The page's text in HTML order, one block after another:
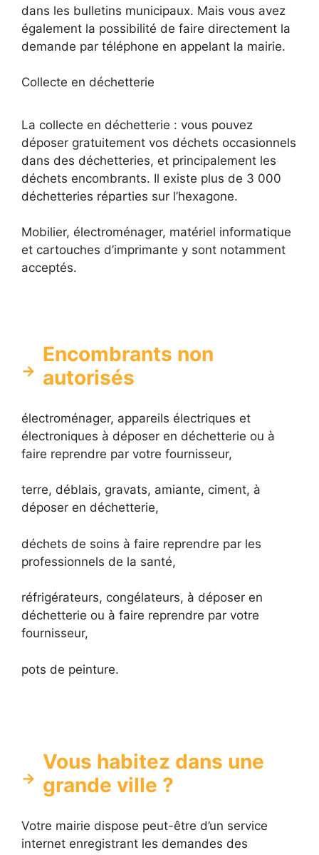
dans les bulletins municipaux. Mais vous avez
également la possibilité de faire directement la
demande par téléphone en appelant la mairie.
Collecte en déchetterie
La collecte en déchetterie : vous pouvez
déposer gratuitement vos déchets occasionnels
dans des déchetteries, et principalement les
déchets encombrants. Il existe plus de 3 000
déchetteries réparties sur l’hexagone.
Mobilier, électroménager, matériel informatique
et cartouches d’imprimante y sont notamment
acceptés.
Encombrants non
autorisés
électroménager, appareils électriques et
électroniques à déposer en déchetterie ou à
faire reprendre par votre fournisseur,
terre, déblais, gravats, amiante, ciment, à
déposer en déchetterie,
déchets de soins à faire reprendre par les
professionnels de la santé,
réfrigérateurs, congélateurs, à déposer en
déchetterie ou à faire reprendre par votre
fournisseur,
pots de peinture.
Vous habitez dans une
grande ville ?
Votre mairie dispose peut-être d’un service
internet enregistrant les demandes des